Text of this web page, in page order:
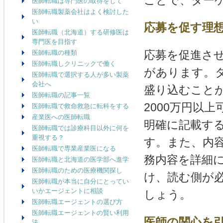
医師転職製薬会社はよく検討した
い
医師転職（北海道）する研修医は
専門医を目指す
医師転職の種類
医師転職しクリニックで働く
医師転職で選択する人が多い製薬
会社へ
医師転職の記事一覧
医師転職で救命救急に転科をする
産業医への医師転職
医師転職では診療科目以外に何を
重視する？
医師転職で専業産業医になる
医師転職と北海道の医学部へ進学
医師転職のための医療機関探し
医師転職が本当に自分にとってい
いかエージェントに相談
医師転職エージェントの選び方
医師転職エージェントの賢い利用
応募を促す理
応募を促進さ
があります。
盛り込むこと
2000万円以上
明確に記載す
す。また、内
務内容を詳細
け、読む側が
しょう。